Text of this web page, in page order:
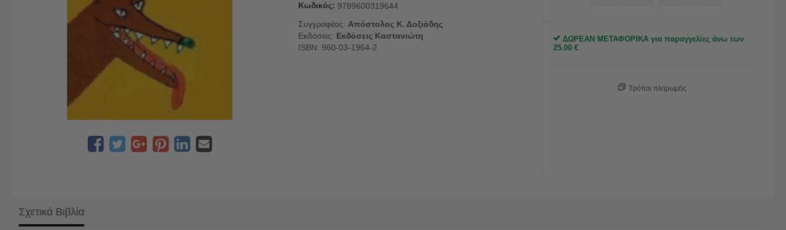
Κωδικός: 9789600319644
Συγγραφέας: Απόστολος Κ. Δοξιάδης
Εκδόσεις: Εκδόσεις Καστανιώτη
ISBN: 960-03-1964-2
ΔΩΡΕΑΝ ΜΕΤΑΦΟΡΙΚΑ για παραγγελίες άνω των
25.00 €
Τρόποι πληρωμής
Σχετικά Βιβλία